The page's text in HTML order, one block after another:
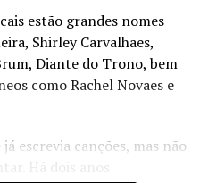
estão grandes nomes
Shirley Carvalhaes,
Diante do Trono, bem
como Rachel Novaes e
escrevia canções, mas não